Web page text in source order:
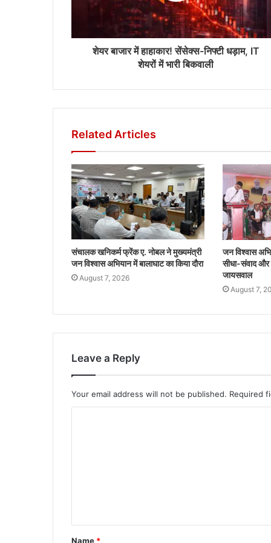
शेयर बाजार में हाहाकार! सेंसेक्स-निफ्टी धड़ाम, IT
शेयरों में भारी बिकवाली
Related Articles
संचालक खनिकर्म फ्रेंक ए. नोबल ने मुख्यमंत्री
जन विश्वास अभियान में बालाघाट का किया दौरा
August 7, 2026
जन विश्वास
सीधा-संवाद और
जायसवाल
August 7,
Leave a Reply
Your email address will not be published. Required
Name *